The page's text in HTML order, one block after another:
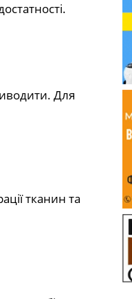
Для
тканин та